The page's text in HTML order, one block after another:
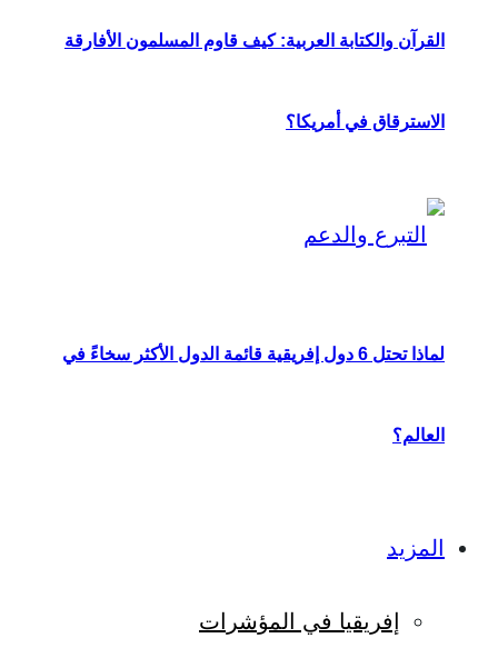
القرآن والكتابة العربية: كيف قاوم المسلمون الأفارقة
الاسترقاق في أمريكا؟
لماذا تحتل 6 دول إفريقية قائمة الدول الأكثر سخاءً في
العالم؟
المزيد
إفريقيا في المؤشرات